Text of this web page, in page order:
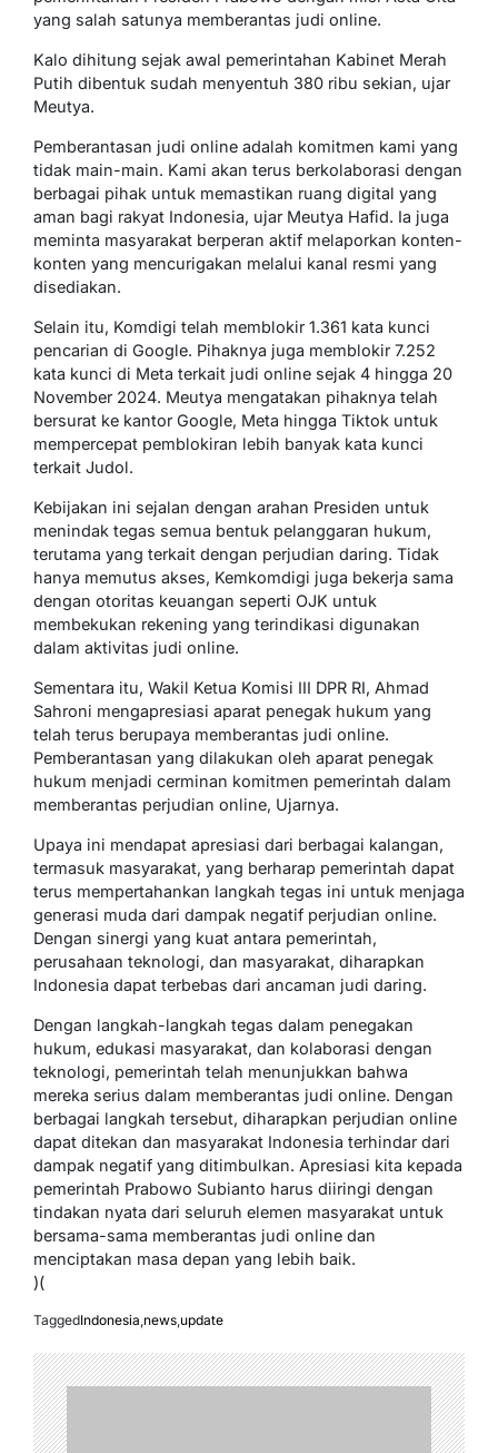
yang salah satunya memberantas judi online.
Kalo dihitung sejak awal pemerintahan Kabinet Merah
Putih dibentuk sudah menyentuh 380 ribu sekian, ujar
Meutya.
Pemberantasan judi online adalah komitmen kami yang
tidak main-main. Kami akan terus berkolaborasi dengan
berbagai pihak untuk memastikan ruang digital yang
aman bagi rakyat Indonesia, ujar Meutya Hafid. Ia juga
meminta masyarakat berperan aktif melaporkan konten-
konten yang mencurigakan melalui kanal resmi yang
disediakan.
Selain itu, Komdigi telah memblokir 1.361 kata kunci
pencarian di Google. Pihaknya juga memblokir 7.252
kata kunci di Meta terkait judi online sejak 4 hingga 20
November 2024. Meutya mengatakan pihaknya telah
bersurat ke kantor Google, Meta hingga Tiktok untuk
mempercepat pemblokiran lebih banyak kata kunci
terkait Judol.
Kebijakan ini sejalan dengan arahan Presiden untuk
menindak tegas semua bentuk pelanggaran hukum,
terutama yang terkait dengan perjudian daring. Tidak
hanya memutus akses, Kemkomdigi juga bekerja sama
dengan otoritas keuangan seperti OJK untuk
membekukan rekening yang terindikasi digunakan
dalam aktivitas judi online.
Sementara itu, Wakil Ketua Komisi III DPR RI, Ahmad
Sahroni mengapresiasi aparat penegak hukum yang
telah terus berupaya memberantas judi online.
Pemberantasan yang dilakukan oleh aparat penegak
hukum menjadi cerminan komitmen pemerintah dalam
memberantas perjudian online, Ujarnya.
Upaya ini mendapat apresiasi dari berbagai kalangan,
termasuk masyarakat, yang berharap pemerintah dapat
terus mempertahankan langkah tegas ini untuk menjaga
generasi muda dari dampak negatif perjudian online.
Dengan sinergi yang kuat antara pemerintah,
perusahaan teknologi, dan masyarakat, diharapkan
Indonesia dapat terbebas dari ancaman judi daring.
Dengan langkah-langkah tegas dalam penegakan
hukum, edukasi masyarakat, dan kolaborasi dengan
teknologi, pemerintah telah menunjukkan bahwa
mereka serius dalam memberantas judi online. Dengan
berbagai langkah tersebut, diharapkan perjudian online
dapat ditekan dan masyarakat Indonesia terhindar dari
dampak negatif yang ditimbulkan. Apresiasi kita kepada
pemerintah Prabowo Subianto harus diiringi dengan
tindakan nyata dari seluruh elemen masyarakat untuk
bersama-sama memberantas judi online dan
menciptakan masa depan yang lebih baik.
)(
TaggedIndonesia,news,update